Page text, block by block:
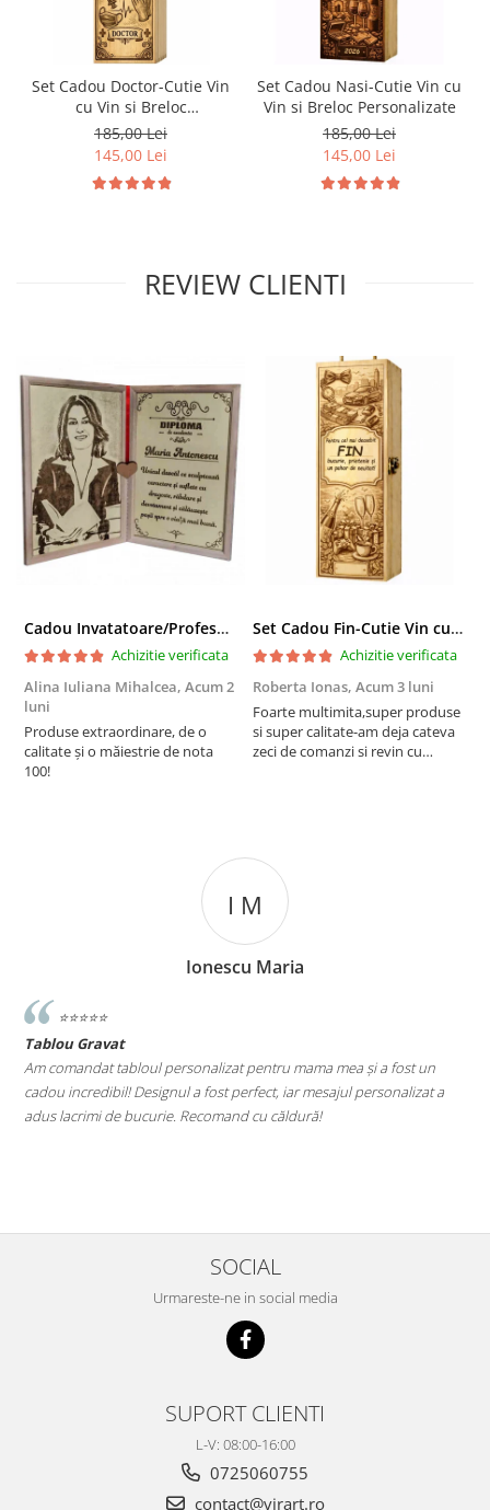
Set Cadou Doctor-Cutie Vin
cu Vin si Breloc
Personalizate
185,00 Lei
145,00 Lei
Set Cadou Nasi-Cutie Vin cu
Vin si Breloc Personalizate
185,00 Lei
145,00 Lei
REVIEW CLIENTI
Cadou Invatatoare/Profesoara/Educatoare "Catalogul Amintirilor"
Achizitie verificata
Alina Iuliana Mihalcea, Acum 2
luni
Produse extraordinare, de o
calitate și o măiestrie de nota
100!
Set Cadou Fin-Cutie Vin cu Vin si Breloc Personalizate
Achizitie verificata
Roberta Ionas, Acum 3 luni
Foarte multimita,super produse
si super calitate-am deja cateva
zeci de comanzi si revin cu
I M
Ionescu Maria
⭐️⭐️⭐️⭐️⭐️
Tablou Gravat
Am comandat tabloul personalizat pentru mama mea și a fost un
cadou incredibil! Designul a fost perfect, iar mesajul personalizat a
adus lacrimi de bucurie. Recomand cu căldură!
SOCIAL
Urmareste-ne in social media
SUPORT CLIENTI
L-V: 08:00-16:00
0725060755
contact@virart.ro